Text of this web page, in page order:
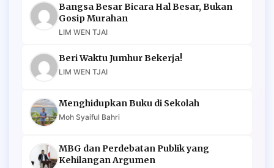
Bangsa Besar Bicara Hal Besar, Bukan
Gosip Murahan
LIM WEN TJAI
Beri Waktu Jumhur Bekerja!
LIM WEN TJAI
Menghidupkan Buku di Sekolah
Moh Syaiful Bahri
MBG dan Perdebatan Publik yang
Kehilangan Argumen